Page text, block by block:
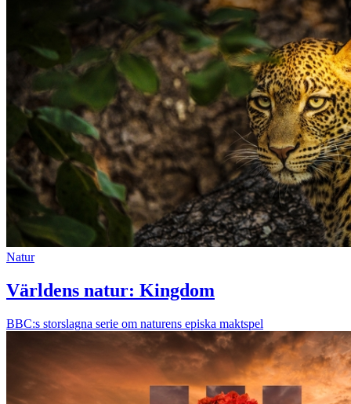
Natur
Världens natur: Kingdom
BBC:s storslagna serie om naturens episka maktspel